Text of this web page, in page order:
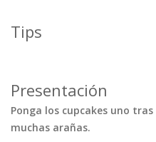
Tips
Presentación
Ponga los cupcakes uno
muchas arañas.